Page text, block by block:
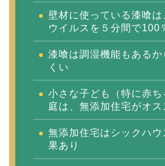
壁材に使っている漆喰
ウイルスを５分間で100
漆喰は調湿機能もあるか
くい
小さな子ども（特に赤
庭は、無添加住宅がオス
無添加住宅はシックハ
果あり